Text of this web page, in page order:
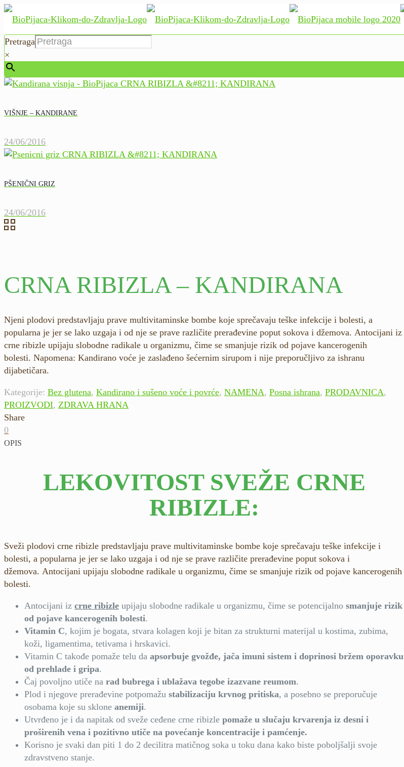
Pretraga
×
VIŠNJE – KANDIRANE
24/06/2016
PŠENIČNI GRIZ
24/06/2016
CRNA RIBIZLA – KANDIRANA
Njeni plodovi predstavljaju prave multivitaminske bombe koje sprečavaju teške infekcije i bolesti, a
popularna je jer se lako uzgaja i od nje se prave različite prerađevine poput sokova i džemova. Antocijani iz
crne ribizle upijaju slobodne radikale u organizmu, čime se smanjuje rizik od pojave kancerogenih
bolesti. Napomena: Kandirano voće je zaslađeno šećernim sirupom i nije preporučljivo za ishranu
dijabetičara.
Kategorije: Bez glutena, Kandirano i sušeno voće i povrće, NAMENA, Posna ishrana, PRODAVNICA,
PROIZVODI, ZDRAVA HRANA
Share
0
OPIS
LEKOVITOST SVEŽE CRNE
RIBIZLE:
Sveži plodovi crne ribizle predstavljaju prave multivitaminske bombe koje sprečavaju teške infekcije i
bolesti, a popularna je jer se lako uzgaja i od nje se prave različite prerađevine poput sokova i
džemova. Antocijani upijaju slobodne radikale u organizmu, čime se smanjuje rizik od pojave kancerogenih
bolesti.
Antocijani iz crne ribizle upijaju slobodne radikale u organizmu, čime se potencijalno smanjuje rizik
od pojave kancerogenih bolesti.
Vitamin C, kojim je bogata, stvara kolagen koji je bitan za strukturni materijal u kostima, zubima,
koži, ligamentima, tetivama i hrskavici.
Vitamin C takođe pomaže telu da apsorbuje gvožđe, jača imuni sistem i doprinosi bržem oporavku
od prehlade i gripa.
Čaj povoljno utiče na rad bubrega i ublažava tegobe izazvane reumom.
Plod i njegove prerađevine potpomažu stabilizaciju krvnog pritiska, a posebno se preporučuje
osobama koje su sklone anemiji.
Utvrđeno je i da napitak od sveže ceđene crne ribizle pomaže u slučaju krvarenja iz desni i
proširenih vena i pozitivno utiče na povećanje koncentracije i pamćenje.
Korisno je svaki dan piti 1 do 2 decilitra matičnog soka u toku dana kako biste poboljšalji svoje
zdravstveno stanje.